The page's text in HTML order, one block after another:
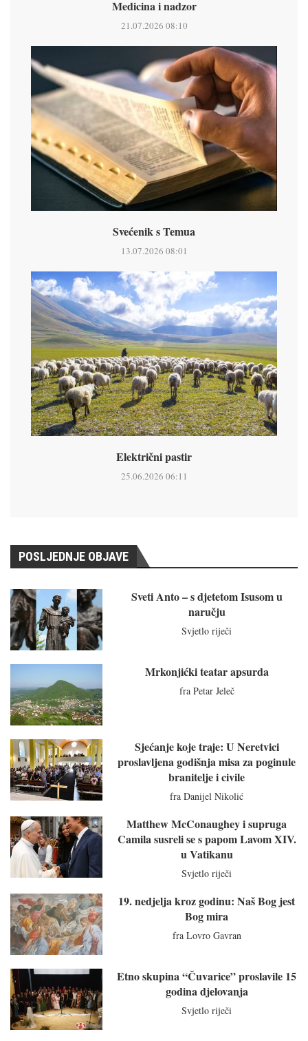
Medicina i nadzor
21.07.2026 08:10
Svećenik s Temua
13.07.2026 08:01
Električni pastir
25.06.2026 06:11
POSLJEDNJE OBJAVE
Sveti Anto – s djetetom Isusom u
naručju
Svjetlo riječi
Mrkonjićki teatar apsurda
fra Petar Jeleč
Sjećanje koje traje: U Neretvici
proslavljena godišnja misa za poginule
branitelje i civile
fra Danijel Nikolić
Matthew McConaughey i supruga
Camila susreli se s papom Lavom XIV.
u Vatikanu
Svjetlo riječi
19. nedjelja kroz godinu: Naš Bog jest
Bog mira
fra Lovro Gavran
Etno skupina “Čuvarice” proslavile 15
godina djelovanja
Svjetlo riječi